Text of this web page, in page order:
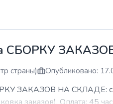
СБОРКУ
страны) Опубликовано:
ЗАКАЗОВ НА СКЛАДЕ: с